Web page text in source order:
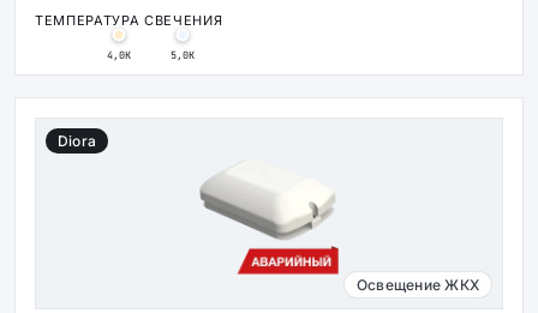
ТЕМПЕРАТУРА СВЕЧЕНИЯ
4,0К 5,0К
Diora
Освещение ЖКХ